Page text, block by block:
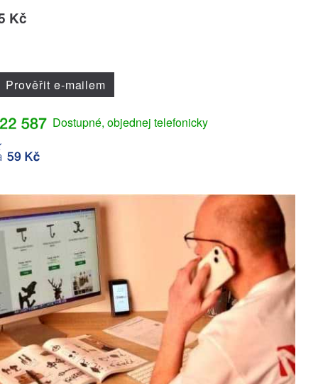
Kč
Prověřit e-mailem
Dostupné, objednej telefonicky